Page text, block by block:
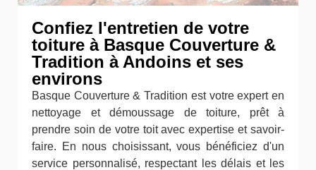
Confiez l'entretien de votre
toiture à Basque Couverture &
Tradition à Andoins et ses
environs
Basque Couverture & Tradition est votre expert en
nettoyage et démoussage de toiture, prêt à
prendre soin de votre toit avec expertise et savoir-
faire. En nous choisissant, vous bénéficiez d'un
service personnalisé, respectant les délais et les